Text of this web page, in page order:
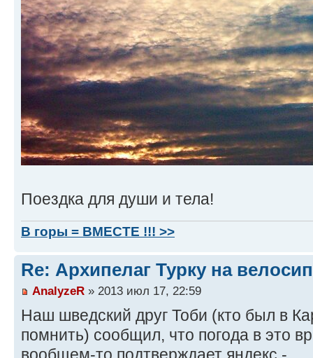
Поездка для души и тела!
В горы = ВМЕСТЕ !!! >>
Re: Архипелаг Турку на
AnalyzeR » 2013 июл 17, 22:59
Наш шведский друг Тоби (кто был в
помнить) сообщил, что погода в это